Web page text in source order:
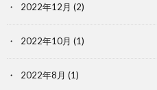
2022年12月 (2)
2022年10月 (1)
2022年8月 (1)